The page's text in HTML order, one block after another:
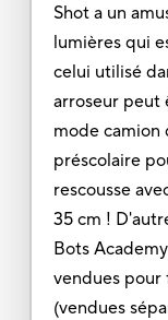
Shot a un
lumières qui
celui utilisé
arroseur peut
mode camion
préscolaire
rescousse
35 cm !
Bots
vendues pour
(vendues